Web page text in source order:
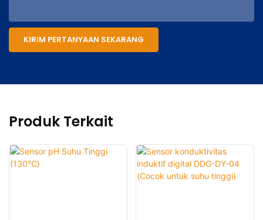
KIRIM PERTANYAAN SEKARANG
Produk Terkait